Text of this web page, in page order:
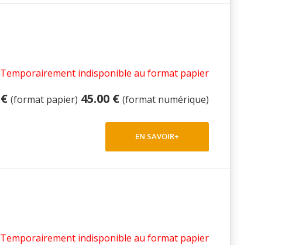
Temporairement indisponible au format papier
(format papier) 45.00 € (format numérique)
EN SAVOIR+
Temporairement indisponible au format papier